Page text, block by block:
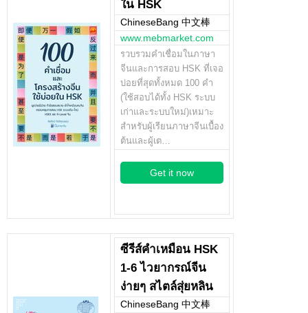
ใน HSK
ChineseBang 中文棒
www.mebmarket.com
รวบรวมคำเชื่อมในภาษา
จีนและการสอบ HSK ที่เจอ
บ่อยที่สุดทั้งหมด 100 คำ
(ใช้สอบได้ทั้ง HSK ระบบ
เก่าและระบบใหม่)เหมาะ
สำหรับผู้เรียนภาษาจีนเบื้อง
ต้นและผู้เต…
Get it now
ซีรีส์คำเหมือน HSK
1-6 ไวยากรณ์จีน
ง่ายๆ สไตล์สุ่ยหลิน
ChineseBang 中文棒